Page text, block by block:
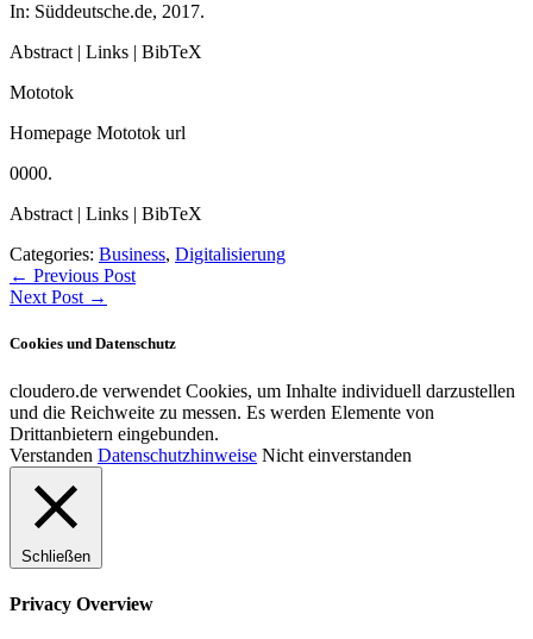
In: Süddeutsche.de, 2017.
Abstract | Links | BibTeX
Mototok
Homepage Mototok url
0000.
Abstract | Links | BibTeX
Categories: Business, Digitalisierung
Beitragsnavigation
← Previous Post
Next Post →
Cookies und Datenschutz
cloudero.de verwendet Cookies, um Inhalte individuell darzustellen
und die Reichweite zu messen. Es werden Elemente von
Drittanbietern eingebunden.
Verstanden Datenschutzhinweise Nicht einverstanden
Schließen
Privacy Overview